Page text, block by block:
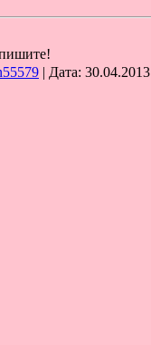
| Дата: 30.04.2013